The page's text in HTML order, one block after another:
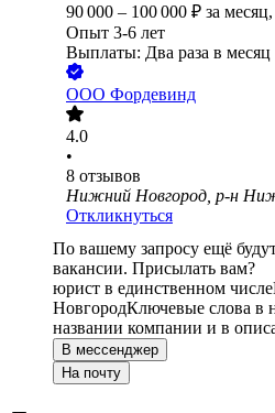
90 000 – 100 000 ₽ за месяц,
Опыт 3-6 лет
Выплаты: Два раза в месяц
ООО Фордевинд
4.0
•
8 отзывов
Нижний Новгород, р-н
Откликнуться
По вашему запросу ещё
вакансии. Присылать вам?
юрист в единственном числе
НовгородКлючевые слова в
названии компании и в
В мессенджер
На почту